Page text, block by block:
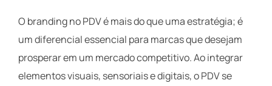
O branding no PDV é mais do que uma estratégia; é
um diferencial essencial para marcas que desejam
prosperar em um mercado competitivo. Ao integrar
elementos visuais, sensoriais e digitais, o PDV se